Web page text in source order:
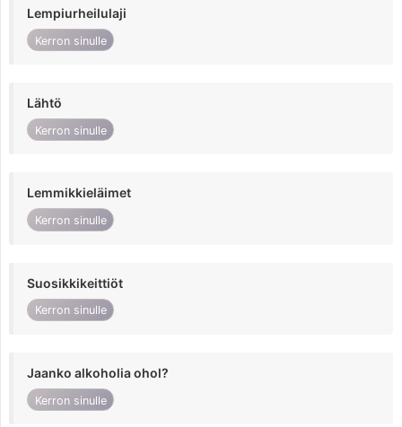
Lempiurheilulaji
Kerron sinulle
Lähtö
Kerron sinulle
Lemmikkieläimet
Kerron sinulle
Suosikkikeittiöt
Kerron sinulle
Jaanko alkoholia ohol?
Kerron sinulle